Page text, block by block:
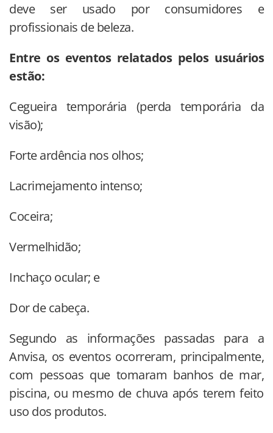
deve ser usado por consumidores e
profissionais de beleza.
Entre os eventos relatados pelos usuários
estão:
Cegueira temporária (perda temporária da
visão);
Forte ardência nos olhos;
Lacrimejamento intenso;
Coceira;
Vermelhidão;
Inchaço ocular; e
Dor de cabeça.
Segundo as informações passadas para a
Anvisa, os eventos ocorreram, principalmente,
com pessoas que tomaram banhos de mar,
piscina, ou mesmo de chuva após terem feito
uso dos produtos.